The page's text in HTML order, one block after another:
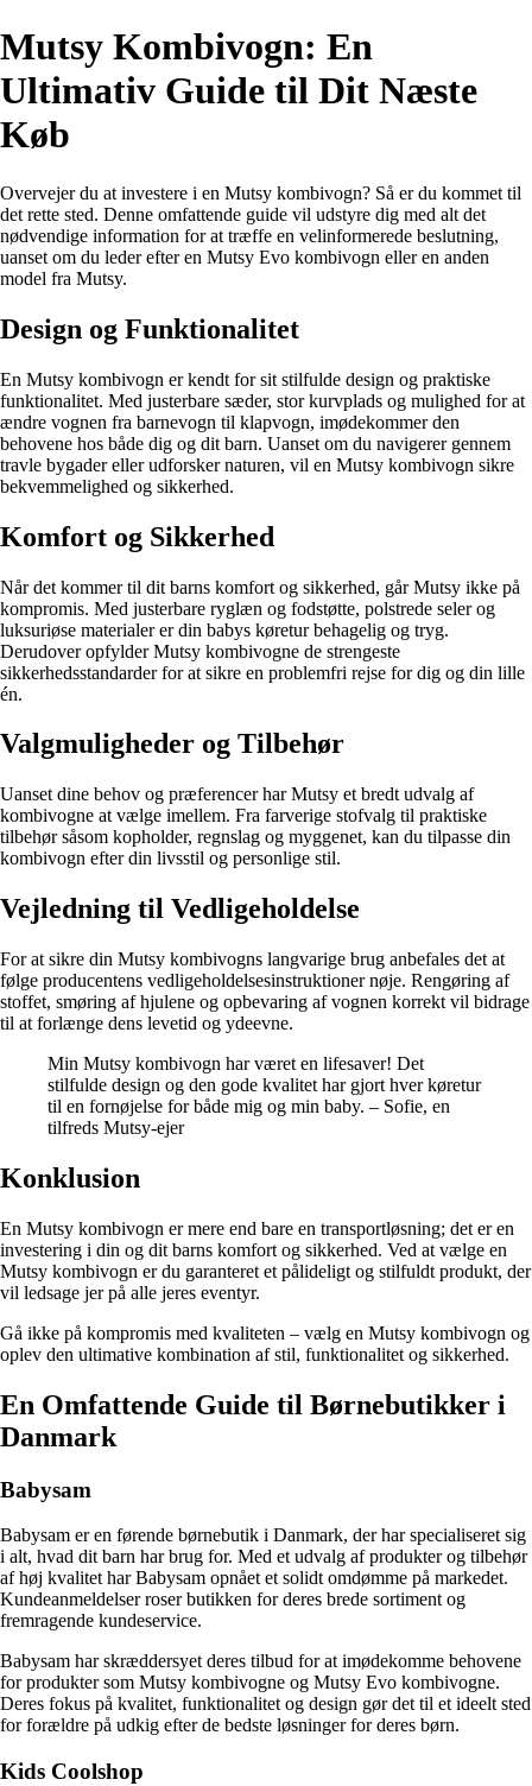
Mutsy Kombivogn: En
Ultimativ Guide til Dit Næste
Køb
Overvejer du at investere i en Mutsy kombivogn? Så er du kommet til
det rette sted. Denne omfattende guide vil udstyre dig med alt det
nødvendige information for at træffe en velinformerede beslutning,
uanset om du leder efter en Mutsy Evo kombivogn eller en anden
model fra Mutsy.
Design og Funktionalitet
En Mutsy kombivogn er kendt for sit stilfulde design og praktiske
funktionalitet. Med justerbare sæder, stor kurvplads og mulighed for at
ændre vognen fra barnevogn til klapvogn, imødekommer den
behovene hos både dig og dit barn. Uanset om du navigerer gennem
travle bygader eller udforsker naturen, vil en Mutsy kombivogn sikre
bekvemmelighed og sikkerhed.
Komfort og Sikkerhed
Når det kommer til dit barns komfort og sikkerhed, går Mutsy ikke på
kompromis. Med justerbare ryglæn og fodstøtte, polstrede seler og
luksuriøse materialer er din babys køretur behagelig og tryg.
Derudover opfylder Mutsy kombivogne de strengeste
sikkerhedsstandarder for at sikre en problemfri rejse for dig og din lille
én.
Valgmuligheder og Tilbehør
Uanset dine behov og præferencer har Mutsy et bredt udvalg af
kombivogne at vælge imellem. Fra farverige stofvalg til praktiske
tilbehør såsom kopholder, regnslag og myggenet, kan du tilpasse din
kombivogn efter din livsstil og personlige stil.
Vejledning til Vedligeholdelse
For at sikre din Mutsy kombivogns langvarige brug anbefales det at
følge producentens vedligeholdelsesinstruktioner nøje. Rengøring af
stoffet, smøring af hjulene og opbevaring af vognen korrekt vil bidrage
til at forlænge dens levetid og ydeevne.
Min Mutsy kombivogn har været en lifesaver! Det
stilfulde design og den gode kvalitet har gjort hver køretur
til en fornøjelse for både mig og min baby. – Sofie, en
tilfreds Mutsy-ejer
Konklusion
En Mutsy kombivogn er mere end bare en transportløsning; det er en
investering i din og dit barns komfort og sikkerhed. Ved at vælge en
Mutsy kombivogn er du garanteret et pålideligt og stilfuldt produkt, der
vil ledsage jer på alle jeres eventyr.
Gå ikke på kompromis med kvaliteten – vælg en Mutsy kombivogn og
oplev den ultimative kombination af stil, funktionalitet og sikkerhed.
En Omfattende Guide til Børnebutikker i
Danmark
Babysam
Babysam er en førende børnebutik i Danmark, der har specialiseret sig
i alt, hvad dit barn har brug for. Med et udvalg af produkter og tilbehør
af høj kvalitet har Babysam opnået et solidt omdømme på markedet.
Kundeanmeldelser roser butikken for deres brede sortiment og
fremragende kundeservice.
Babysam har skræddersyet deres tilbud for at imødekomme behovene
for produkter som Mutsy kombivogne og Mutsy Evo kombivogne.
Deres fokus på kvalitet, funktionalitet og design gør det til et ideelt sted
for forældre på udkig efter de bedste løsninger for deres børn.
Kids Coolshop